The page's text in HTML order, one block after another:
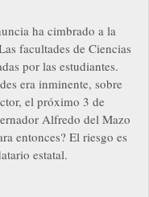
ha cimbrado a la
facultades de Ciencias
por las estudiantes.
era inminente, sobre
el próximo 3 de
Alfredo del Mazo
entonces? El riesgo es
estatal.